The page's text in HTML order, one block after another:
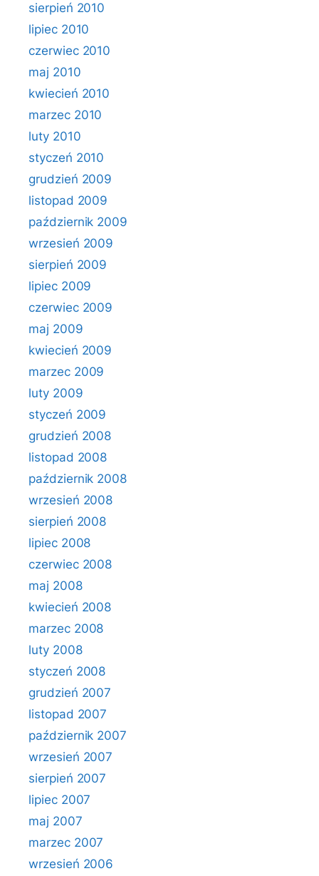
sierpień 2010
lipiec 2010
czerwiec 2010
maj 2010
kwiecień 2010
marzec 2010
luty 2010
styczeń 2010
grudzień 2009
listopad 2009
październik 2009
wrzesień 2009
sierpień 2009
lipiec 2009
czerwiec 2009
maj 2009
kwiecień 2009
marzec 2009
luty 2009
styczeń 2009
grudzień 2008
listopad 2008
październik 2008
wrzesień 2008
sierpień 2008
lipiec 2008
czerwiec 2008
maj 2008
kwiecień 2008
marzec 2008
luty 2008
styczeń 2008
grudzień 2007
listopad 2007
październik 2007
wrzesień 2007
sierpień 2007
lipiec 2007
maj 2007
marzec 2007
wrzesień 2006